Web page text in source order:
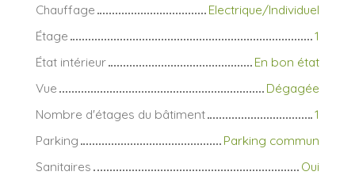
Chauffage
Electrique/Individuel
Étage
1
État intérieur
En bon état
Vue
Dégagée
Nombre d'étages du bâtiment
1
Parking
Parking commun
Sanitaires
Oui